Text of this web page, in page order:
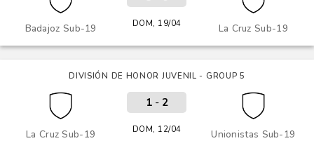
Badajoz Sub-19 La Cruz Sub-19
DOM, 19/04
DIVISIÓN DE HONOR JUVENIL - GROUP 5
La Cruz Sub-19 Unionistas Sub-19
1- 2
DOM, 12/04